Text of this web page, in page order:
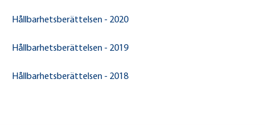
Hållbarhetsberättelsen - 2020
Hållbarhetsberättelsen - 2019
Hållbarhetsberättelsen - 2018